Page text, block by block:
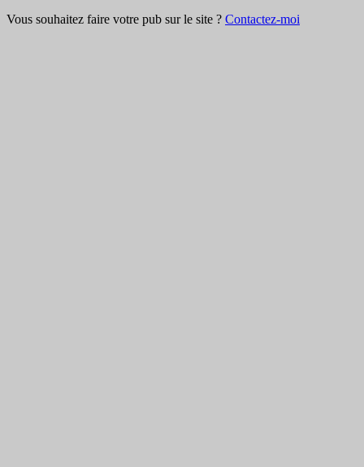
Vous souhaitez faire votre pub sur le site ? Contactez-moi